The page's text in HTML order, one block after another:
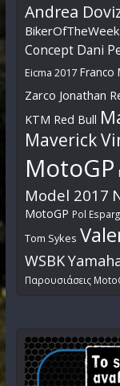
Andrea
BikerOfTheWeek
Concept Dani
Eicma 2017 Franco
Zarco Jonathan
KTM Red Bull
Maverick
MotoGP
Model 2017
MotoGP Pol
Tom Sykes
WSBK
Παρουσιάσεις